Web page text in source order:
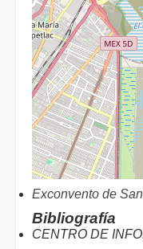
Exconvento de
Bibliografía
CENTRO DE